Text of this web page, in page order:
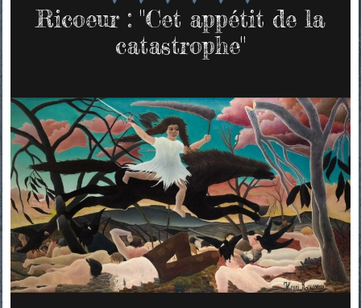
Ricoeur : "Cet appétit de la
catastrophe"